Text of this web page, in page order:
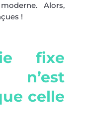
Alors,
!
fixe
n’est
celle